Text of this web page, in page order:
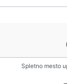
Spletno mesto